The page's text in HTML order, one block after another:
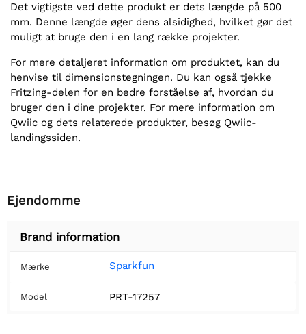
Det vigtigste ved dette produkt er dets længde på 500
mm. Denne længde øger dens alsidighed, hvilket gør det
muligt at bruge den i en lang række projekter.
For mere detaljeret information om produktet, kan du
henvise til dimensionstegningen. Du kan også tjekke
Fritzing-delen for en bedre forståelse af, hvordan du
bruger den i dine projekter. For mere information om
Qwiic og dets relaterede produkter, besøg Qwiic-
landingssiden.
Ejendomme
Brand information
Mærke Sparkfun
Model PRT-17257